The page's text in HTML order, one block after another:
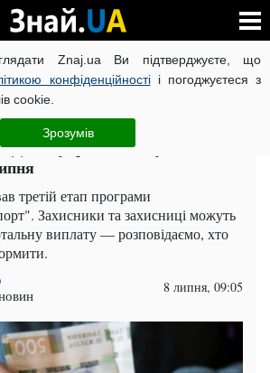
Znaj.ua Ви підтверджуєте, що
конфіденційностіі погоджуєтеся з
cookie.
Зрозумів
УКРАЇНИ КОРОНАВІРУС В УКРАЇНІ
ЧИТАТЬ НА РУССКОМ
"Дію": українці можуть подати
третій етап програми
Захисники та захисниці можуть
виплату — розповідаємо, хто
8 липня, 09:05